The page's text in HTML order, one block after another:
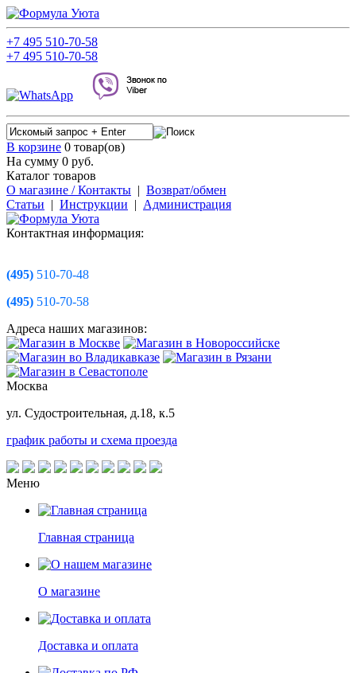
+7 495 510-70-58
+7 495 510-70-58
В корзине 0 товар(ов)
На сумму 0 руб.
Каталог товаров
О магазине / Контакты | Возврат/обмен
Статьи | Инструкции | Администрация
Контактная информация:
(495) 510-70-48
(495) 510-70-58
Адреса наших магазинов:
Москва
ул. Судостроительная, д.18, к.5
график работы и схема проезда
Меню
Главная страница
О магазине
Доставка и оплата